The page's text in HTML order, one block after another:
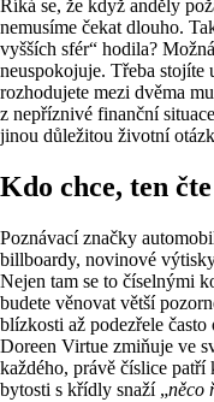
Říká se, že když anděly
nemusíme čekat dlouho.
vyšších sfér“ hodila?
neuspokojuje. Třeba stojíte
rozhodujete mezi dvěma
z nepříznivé finanční
jinou důležitou životní
Kdo chce, ten
Poznávací značky
billboardy, novinové
Nejen tam se to číselnými
budete věnovat větší
blízkosti až podezřele
Doreen Virtue zmiňuje ve
každého, právě číslice
bytosti s křídly snaží „něco